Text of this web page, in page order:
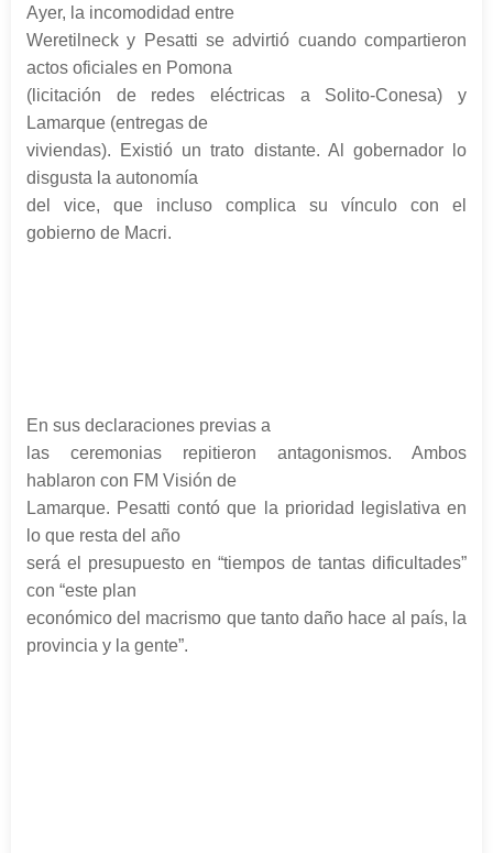
Ayer, la incomodidad entre
Weretilneck y Pesatti se advirtió cuando compartieron
actos oficiales en Pomona
(licitación de redes eléctricas a Solito-Conesa) y
Lamarque (entregas de
viviendas). Existió un trato distante. Al gobernador lo
disgusta la autonomía
del vice, que incluso complica su vínculo con el
gobierno de Macri.
En sus declaraciones previas a
las ceremonias repitieron antagonismos. Ambos
hablaron con FM Visión de
Lamarque. Pesatti contó que la prioridad legislativa en
lo que resta del año
será el presupuesto en “tiempos de tantas dificultades”
con “este plan
económico del macrismo que tanto daño hace al país, la
provincia y la gente”.